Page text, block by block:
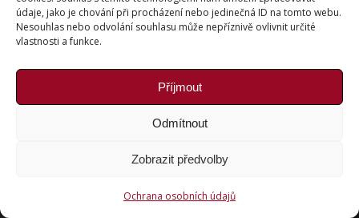
údaje, jako je chování při procházení nebo jedinečná ID na tomto webu.
Nesouhlas nebo odvolání souhlasu může nepříznivě ovlivnit určité
vlastnosti a funkce.
Příjmout
Odmítnout
Zobrazit předvolby
Ochrana osobních údajů
Copyright © Weiron Dynamics, s.r.o. |
stránekaSEO